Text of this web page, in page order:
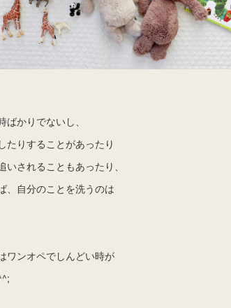
かりでないし、
たりすることがあったり
いされることもあったり、
、自分のことを洗うのは
ワンオペでしんどい時が